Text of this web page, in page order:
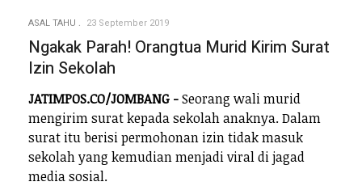
ASAL TAHU 23 September 2019
Ngakak Parah! Orangtua Murid Kirim Surat
Izin Sekolah
JATIMPOS.CO/JOMBANG -Seorang wali murid
mengirim surat kepada sekolah anaknya. Dalam
surat itu berisi permohonan izin tidak masuk
sekolah yang kemudian menjadi viral di jagad
media sosial.